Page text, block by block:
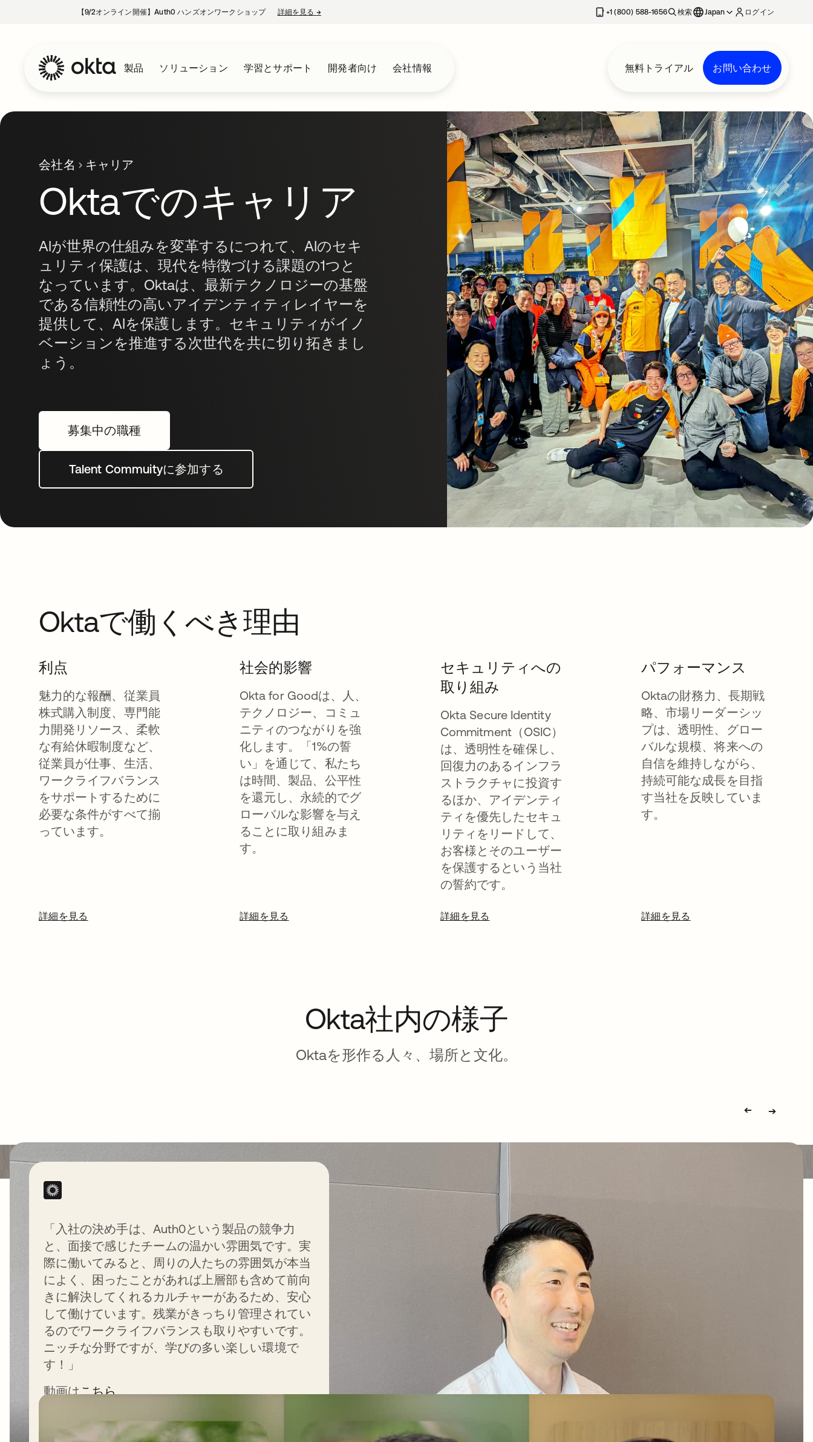
【9/2オンライン開催】Auth0 ハンズオンワークショップ 詳細を見る →新しいタブで開く +1 (800) 588-1656 検索 Japan ログイン
製品 ソリューション 学習とサポート 開発者向け 会社情報 無料トライアル お問い合わせ
会社名 キャリア
Oktaでのキャリア
AIが世界の仕組みを変革するにつれて、AIのセキ
ュリティ保護は、現代を特徴づける課題の1つと
なっています。Oktaは、最新テクノロジーの基盤
である信頼性の高いアイデンティティレイヤーを
提供して、AIを保護します。セキュリティがイノ
ベーションを推進する次世代を共に切り拓きまし
ょう。
募集中の職種
Talent Commuityに参加する
Oktaで働くべき理由
利点
魅力的な報酬、従業員
株式購入制度、専門能
力開発リソース、柔軟
な有給休暇制度など、
従業員が仕事、生活、
ワークライフバランス
をサポートするために
必要な条件がすべて揃
っています。
詳細を見る新しいタブで開く
社会的影響
Okta for Goodは、人、
テクノロジー、コミュ
ニティのつながりを強
化します。「1%の誓
い」を通じて、私たち
は時間、製品、公平性
を還元し、永続的でグ
ローバルな影響を与え
ることに取り組みま
す。
詳細を見る
セキュリティへの
取り組み
Okta Secure Identity
Commitment（OSIC）
は、透明性を確保し、
回復力のあるインフラ
ストラクチャに投資す
るほか、アイデンティ
ティを優先したセキュ
リティをリードして、
お客様とそのユーザー
を保護するという当社
の誓約です。
詳細を見る
パフォーマンス
Oktaの財務力、長期戦
略、市場リーダーシッ
プは、透明性、グロー
バルな規模、将来への
自信を維持しながら、
持続可能な成長を目指
す当社を反映していま
す。
詳細を見る新しいタブで開く
Okta社内の様子
Oktaを形作る人々、場所と文化。
「入社の決め手は、Auth0という製品の競争力
と、面接で感じたチームの温かい雰囲気です。実
際に働いてみると、周りの人たちの雰囲気が本当
によく、困ったことがあれば上層部も含めて前向
きに解決してくれるカルチャーがあるため、安心
して働けています。残業がきっちり管理されてい
るのでワークライフバランスも取りやすいです。
ニッチな分野ですが、学びの多い楽しい環境で
す！」
動画はこちら新しいタブで開く
テクニカルサポート
Technical Support
➔ ➔
Oktaは、すべての人が主
導権を持ってアイデンテ
ィティを管理できる世界
を構築しています
OktaとAuth0 Platformは、誰もがデジタルプレゼ
ンスを保護し、制御することを支援します。